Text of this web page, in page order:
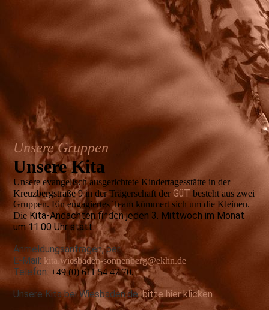
Unsere Gruppen
Unsere Kita
Unsere evangelisch ausgerichtete Kindertagesstätte in der
Kreuz­berg­straße 9 in der Trägerschaft derGüT besteht aus zwei
Gruppen. Ein engagiertes Team kümmert sich um die Kleinen.
Die Kita-Andachtenfindenjeden 3. Mittwoch im Monat
um 11.00 Uhr statt.
Anmeldungsanfragen, per:
E-Mail: kita.wiesbaden-sonnenberg@ekhn.de
Telefon:+49 (0) 611 54 47 70.
Unsere Kita bei Wiesbaden.de: bitte hier klicken